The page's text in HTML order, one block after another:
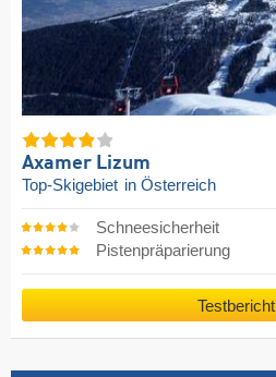
Axamer Lizum
Top-Skigebiet in Österreich
Schneesicherheit
Pistenpräparierung
Testbericht